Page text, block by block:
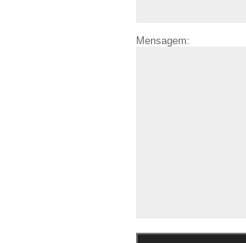
Mensagem: